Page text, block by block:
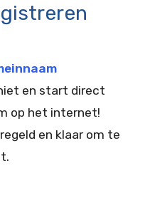
en start direct
op het internet!
en klaar om te